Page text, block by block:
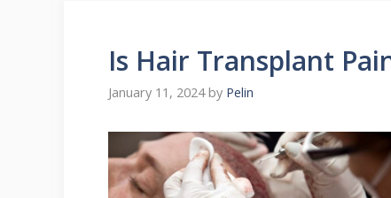
Is Hair Transplant
January 11, 2024 by Pelin